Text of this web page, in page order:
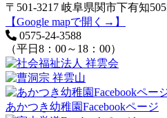
〒501-3217 岐阜県関市下有知
【Google mapで開く→】
0575-24-3588
（平日8：00～18：00）
あかつき幼稚園Facebookページ